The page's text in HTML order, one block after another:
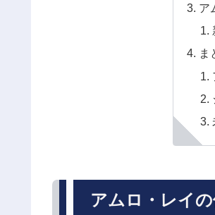
ア
ま
アムロ・レイ